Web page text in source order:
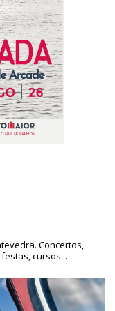
Concertos,
cursos...